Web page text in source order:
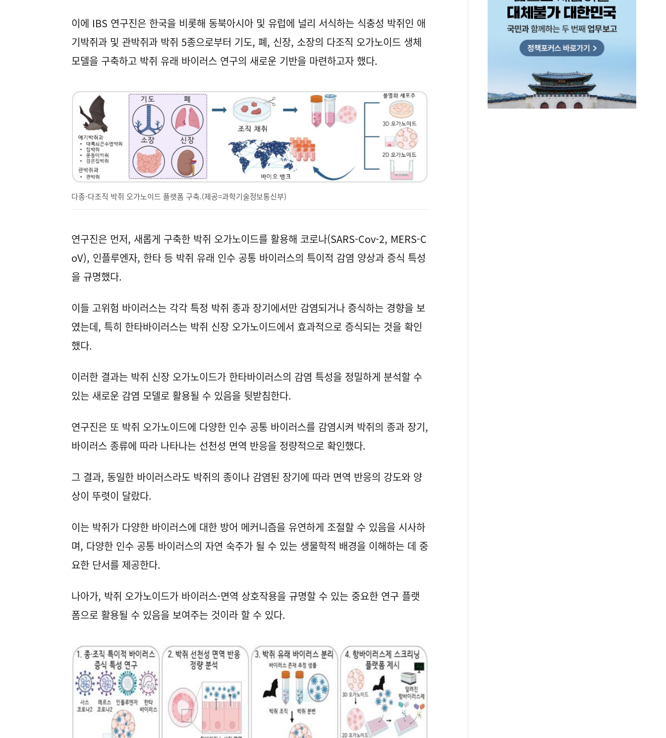
이에 IBS 연구진은 한국을 비롯해 동북아시아 및 유럽에 널리 서식하는 식충성 박쥐인 애
기박쥐과 및 관박쥐과 박쥐 5종으로부터 기도, 폐, 신장, 소장의 다조직 오가노이드 생체
모델을 구축하고 박쥐 유래 바이러스 연구의 새로운 기반을 마련하고자 했다.
다종-다조직 박쥐 오가노이드 플랫폼 구축.(제공=과학기술정보통신부)
연구진은 먼저, 새롭게 구축한 박쥐 오가노이드를 활용해 코로나(SARS-Cov-2, MERS-C
oV), 인플루엔자, 한타 등 박쥐 유래 인수 공통 바이러스의 특이적 감염 양상과 증식 특성
을 규명했다.
이들 고위험 바이러스는 각각 특정 박쥐 종과 장기에서만 감염되거나 증식하는 경향을 보
였는데, 특히 한타바이러스는 박쥐 신장 오가노이드에서 효과적으로 증식되는 것을 확인
했다.
이러한 결과는 박쥐 신장 오가노이드가 한타바이러스의 감염 특성을 정밀하게 분석할 수
있는 새로운 감염 모델로 활용될 수 있음을 뒷받침한다.
연구진은 또 박쥐 오가노이드에 다양한 인수 공통 바이러스를 감염시켜 박쥐의 종과 장기,
바이러스 종류에 따라 나타나는 선천성 면역 반응을 정량적으로 확인했다.
그 결과, 동일한 바이러스라도 박쥐의 종이나 감염된 장기에 따라 면역 반응의 강도와 양
상이 뚜렷이 달랐다.
이는 박쥐가 다양한 바이러스에 대한 방어 메커니즘을 유연하게 조절할 수 있음을 시사하
며, 다양한 인수 공통 바이러스의 자연 숙주가 될 수 있는 생물학적 배경을 이해하는 데 중
요한 단서를 제공한다.
나아가, 박쥐 오가노이드가 바이러스-면역 상호작용을 규명할 수 있는 중요한 연구 플랫
폼으로 활용될 수 있음을 보여주는 것이라 할 수 있다.